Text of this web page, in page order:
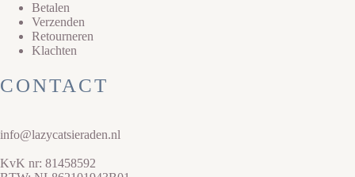
Betalen
Verzenden
Retourneren
Klachten
CONTACT
info@lazycatsieraden.nl
KvK nr: 81458592